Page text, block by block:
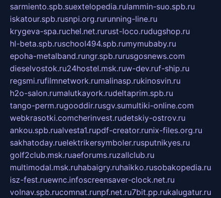
sarmiento.spb.suextelopedia.rulammin-suo.spb.ru
iskatour.spb.rusnpi.org.rurunning-line.ru
krygeva-spa.ruchel.net.rurust-loco.rudugshop.ru
hl-beta.spb.ruschool494.spb.rumymubaby.ru
epoha-metalband.rungr.spb.rurusgosnews.com
dieselvostok.ru24hostel.msk.ruw-dev.ruf-ship.ru
regsmi.rufilmnetwork.rumalinasp.rukinosvin.ru
h2o-salon.rumalutkayork.rudeltaprim.spb.ru
tango-perm.rugooddir.rusgv.sumultiki-online.com
webkrasotki.comcherinvest.rudetskiy-ostrov.ru
ankou.spb.rualvesta1.rupdf-creator.runix-files.org.ru
sakhatoday.ruelektrikersymboler.rusputnikyes.ru
golf2club.msk.ruaeforums.ruzallclub.ru
multimodal.msk.ruhabaigry.ruhaikko.rusobakopedia.ru
isz-fest.ruewnc.infoscreensaver-clock.net.ru
volnav.spb.rucomnat.runpf.net.ru7bit.pp.rukalugatur.ru